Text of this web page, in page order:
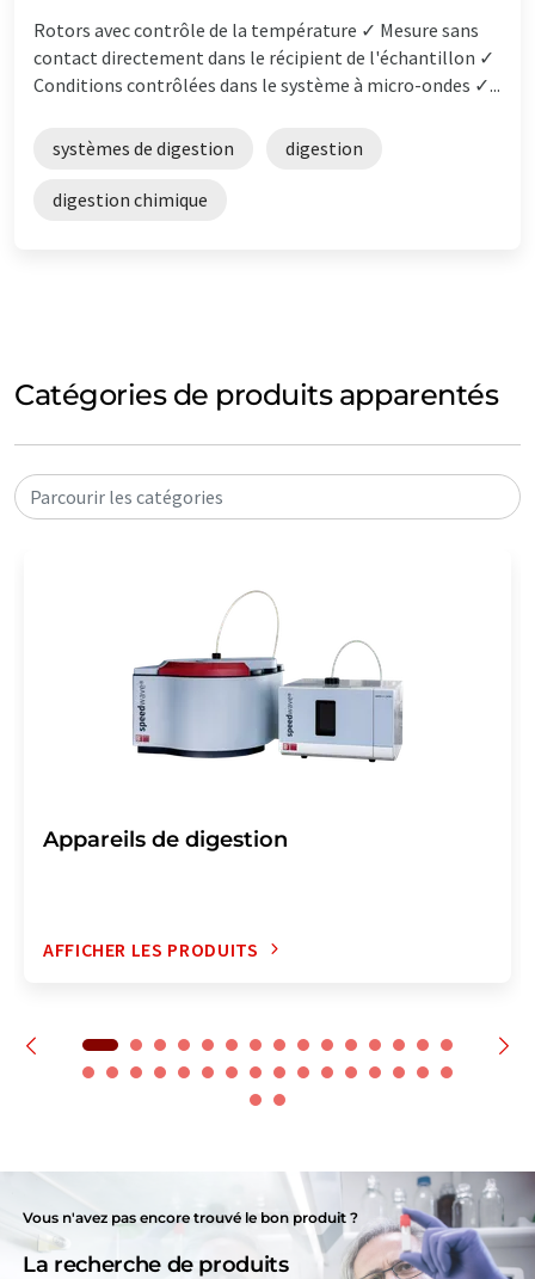
Rotors avec contrôle de la température ✓ Mesure sans
contact directement dans le récipient de l'échantillon ✓
Conditions contrôlées dans le système à micro-ondes ✓...
systèmes de digestion digestion
digestion chimique
Catégories de produits apparentés
Parcourir les catégories
Appareils de digestion
AFFICHER LES PRODUITS
Vous n'avez pas encore trouvé le bon produit ?
La recherche de produits